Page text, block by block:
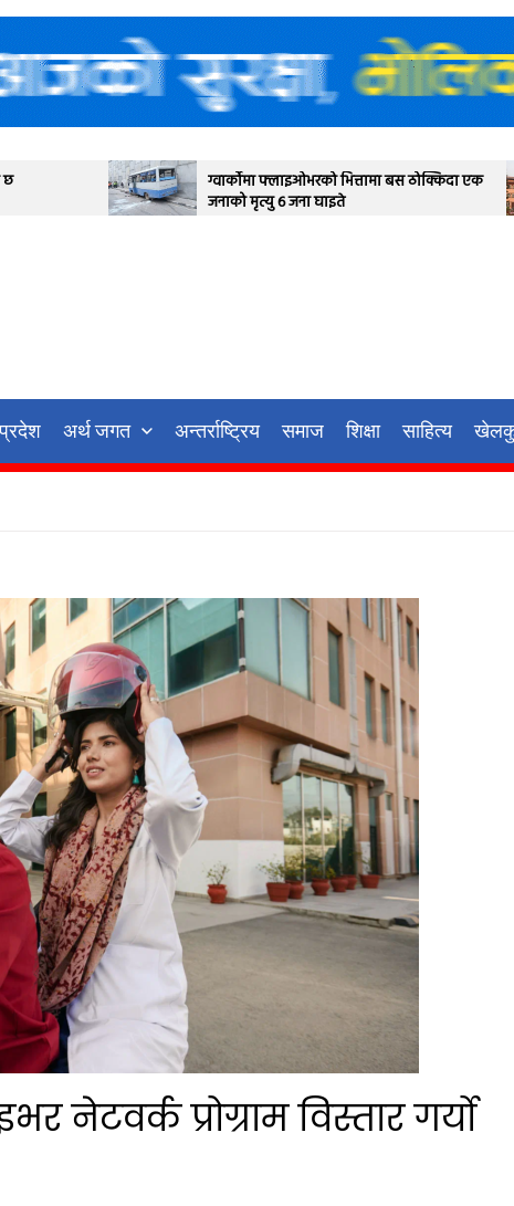
ग्वार्कोमा फ्लाइओभरको भित्तामा बस ठोक्किदा एक
जनाको मृत्यु ६ जना घाइते
देउवा पक्षयले
आज सर्वोच्च
प्रदेश अर्थ जगत अन्तर्राष्ट्रिय समाज शिक्षा साहित्य
नेटवर्क प्रोग्राम विस्तार गर्यो